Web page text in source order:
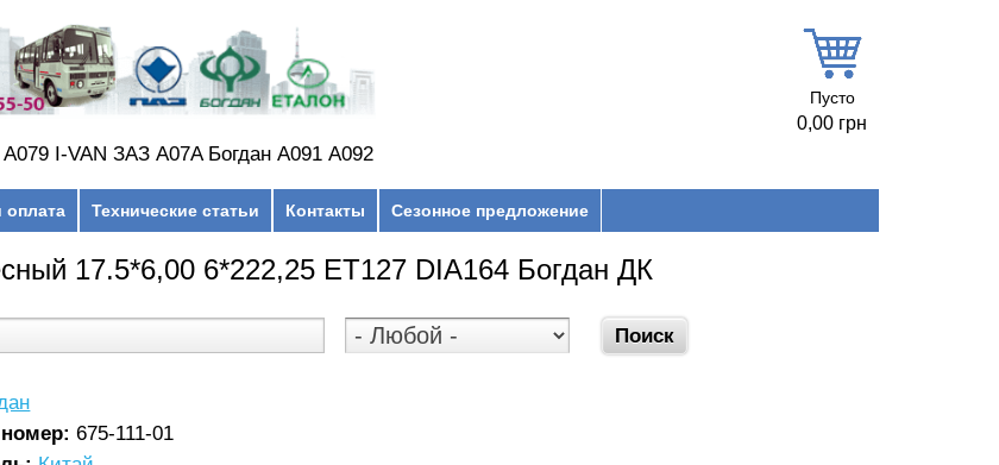
Пусто
0,00 грн
I-VAN ЗАЗ A07A Богдан А091 А092
оплата Технические статьи Контакты Сезонное предложение
17.5*6,00 6*222,25 ЕТ127 DIA164 Богдан ДК
номер:675-111-01